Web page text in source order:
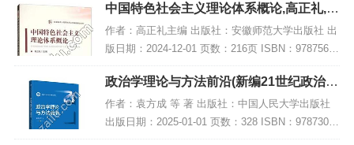
中国特色社会主义理论体系概论,高正礼,P
DF电子书网盘下载
作者：高正礼主编 出版社：安徽师范大学出版社 出
版日期：2024-12-01 页数：216页 ISBN：97875676
17032 电子书大小：224MB [高清扫描版PDF格式]
内容简介...
政治学理论与方法前沿(新编21世纪政治学
系列教材),PDF下载
作者：袁方成 等 著 出版社：中国人民大学出版社
出版日期：2025-01-01 页数：328 ISBN：97873003
28423 电子书大小：231MB [高清扫描版PDF格式]